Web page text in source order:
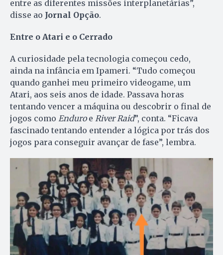
entre as diferentes missões interplanetárias”,
disse ao Jornal Opção.
Entre o Atari e o Cerrado
A curiosidade pela tecnologia começou cedo,
ainda na infância em Ipameri. “Tudo começou
quando ganhei meu primeiro videogame, um
Atari, aos seis anos de idade. Passava horas
tentando vencer a máquina ou descobrir o final de
jogos como Enduroe River Raid”, conta. “Ficava
fascinado tentando entender a lógica por trás dos
jogos para conseguir avançar de fase”, lembra.